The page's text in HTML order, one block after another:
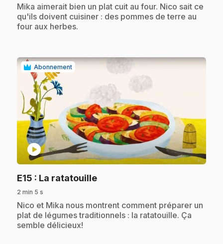
.Mika aimerait bien un plat cuit au four. Nico sait ce
qu'ils doivent cuisiner : des pommes de terre au
four aux herbes.
Abonnement
play_circle
E15 : La ratatouille.
2 min 5 s
.Nico et Mika nous montrent comment préparer un
plat de légumes traditionnels : la ratatouille. Ça
semble délicieux!